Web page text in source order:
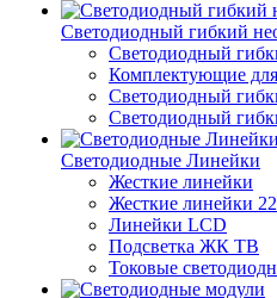
Светодиодный гибкий
Светодиодный
Комплектующие
Светодиодный
Светодиодный
Светодиодные Линейки
Жесткие линейки
Жесткие линейки
Линейки LCD
Подсветка ЖК ТВ
Токовые